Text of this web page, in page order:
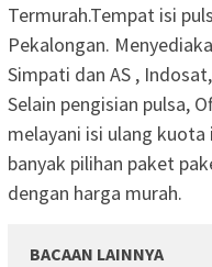
Termurah.Tempat isi
Pekalongan.
Simpati dan AS ,
Selain pengisian pulsa,
melayani isi ulang
banyak pilihan paket
dengan harga murah.
BACAAN LAINNYA